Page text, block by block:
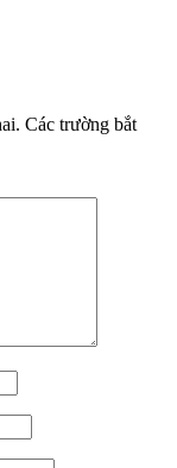
Các trường bắt